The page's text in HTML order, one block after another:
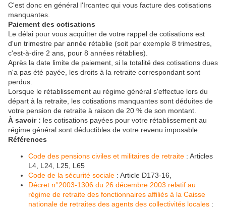
C'est donc en général l'Ircantec qui vous facture des cotisations
manquantes.
Paiement des cotisations
Le délai pour vous acquitter de votre rappel de cotisations est
d'un trimestre par année rétablie (soit par exemple 8 trimestres,
c'est-à-dire 2 ans, pour 8 années rétablies).
Après la date limite de paiement, si la totalité des cotisations dues
n'a pas été payée, les droits à la retraite correspondant sont
perdus.
Lorsque le rétablissement au régime général s'effectue lors du
départ à la retraite, les cotisations manquantes sont déduites de
votre pension de retraite à raison de 20 % de son montant.
À savoir : les cotisations payées pour votre rétablissement au
régime général sont déductibles de votre revenu imposable.
Références
Code des pensions civiles et militaires de retraite : Articles
L4, L24, L25, L65
Code de la sécurité sociale : Article D173-16,
Décret n°2003-1306 du 26 décembre 2003 relatif au
régime de retraite des fonctionnaires affiliés à la Caisse
nationale de retraites des agents des collectivités locales :